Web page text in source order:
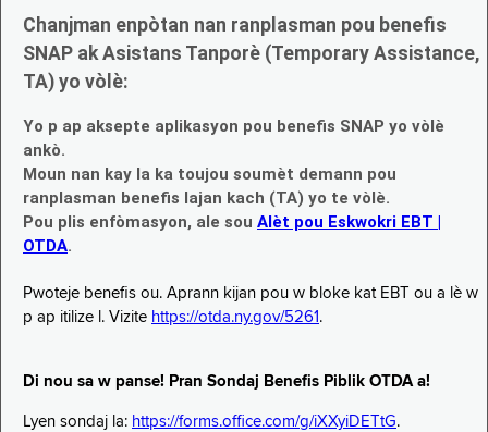
Chanjman enpòtan nan ranplasman pou benefis
SNAP ak Asistans Tanporè (Temporary Assistance,
TA) yo vòlè:
Yo p ap aksepte aplikasyon pou benefis SNAP yo vòlè
ankò.
Moun nan kay la ka toujou soumèt demann pou
ranplasman benefis lajan kach (TA) yo te vòlè.
Pou plis enfòmasyon, ale sou Alèt pou Eskwokri EBT |
OTDA.
Pwoteje benefis ou. Aprann kijan pou w bloke kat EBT ou a lè w
p ap itilize l. Vizite https://otda.ny.gov/5261 .
Di nou sa w panse! Pran Sondaj Benefis Piblik OTDA a!
Lyen sondaj la: https://forms.office.com/g/iXXyiDETtG.